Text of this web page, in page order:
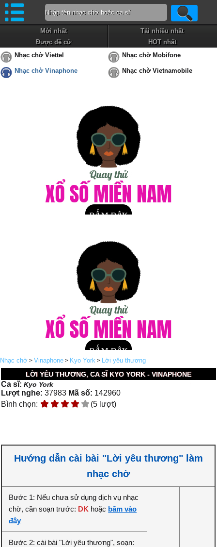
Mới nhất
Tải nhiều nhất
Được đề cử
HOT nhất
Nhạc chờ Viettel
Nhạc chờ Mobifone
Nhạc chờ Vinaphone Nhạc chờ Vietnamobile
Nhạc chờ > Vinaphone > Kyo York > Lời yêu thương
LỜI YÊU THƯƠNG, CA SĨ KYO YORK - VINAPHONE
Ca sĩ:Kyo York
Lượt nghe: 37983 Mã số: 142960
Bình chọn:
(5 lượt)
Hướng dẫn cài bài "Lời yêu thương" làm
nhạc chờ
Bước 1: Nếu chưa sử dụng dịch vụ nhạc
chờ, cần soạn trước: DK hoặc bấm vào
đây
Bước 2: cài bài "Lời yêu thương", soạn: